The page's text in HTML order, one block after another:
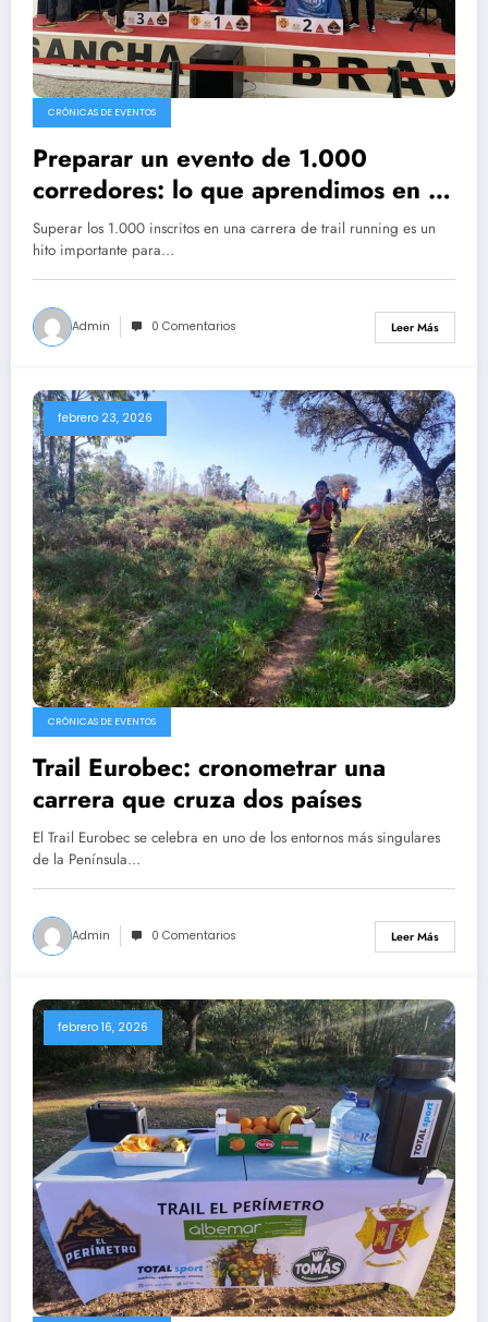
CRÓNICAS DE EVENTOS
Preparar un evento de 1.000
corredores: lo que aprendimos en el
Perímetro Trail
Superar los 1.000 inscritos en una carrera de trail running es un
hito importante para…
Admin 0 Comentarios Leer Más
febrero 23, 2026
CRÓNICAS DE EVENTOS
Trail Eurobec: cronometrar una
carrera que cruza dos países
El Trail Eurobec se celebra en uno de los entornos más singulares
de la Península…
Admin 0 Comentarios Leer Más
febrero 16, 2026